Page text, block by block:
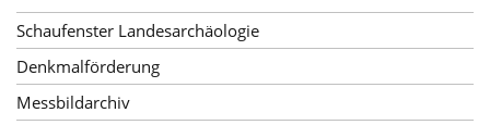
Schaufenster Landesarchäologie
Denkmalförderung
Messbildarchiv